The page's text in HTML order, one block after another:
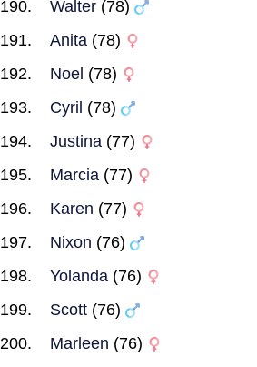
Walter (78)
Anita (78)
Noel (78)
Cyril (78)
Justina (77)
Marcia (77)
Karen (77)
Nixon (76)
Yolanda (76)
Scott (76)
Marleen (76)